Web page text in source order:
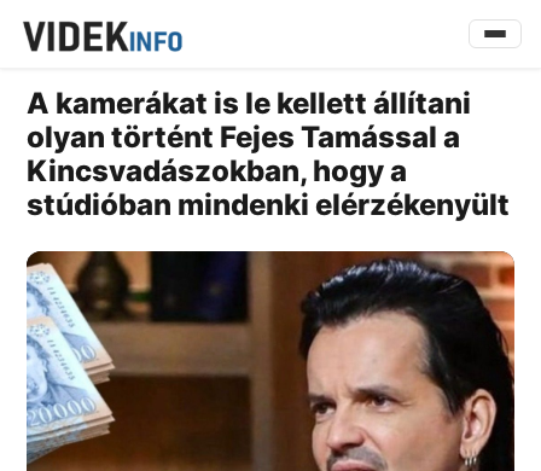
A kamerákat is le kellett állítani
olyan történt Fejes Tamással a
Kincsvadászokban, hogy a
stúdióban mindenki elérzékenyült